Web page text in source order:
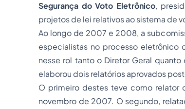
Segurança do Voto Eletrônico,
projetos de lei relativos ao sistema de
Ao longo de 2007 e 2008, a
especialistas no processo eletrônico
nesse rol tanto o Diretor Geral
elaborou dois relatórios aprovados
O primeiro destes teve como relator
novembro de 2007. O segundo,